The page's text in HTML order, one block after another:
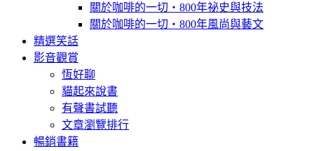
關於咖啡的一切‧800年祕史與技法
關於咖啡的一切‧800年風尚與藝文
精選笑話
影音觀賞
恆好聊
貓起來說書
有聲書試聽
文章瀏覽排行
暢銷書籍